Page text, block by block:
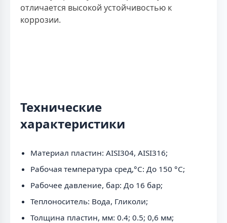
отличается высокой устойчивостью к
коррозии.
Технические
характеристики
Материал пластин: AISI304, AISI316;
Рабочая температура сред,°С: До 150 °С;
Рабочее давление, бар: До 16 бар;
Теплоноситель: Вода, Гликоли;
Толщина пластин, мм: 0.4; 0.5; 0,6 мм;